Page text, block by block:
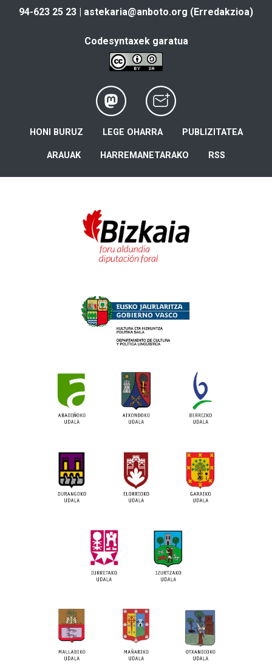
94-623 25 23 | astekaria@anboto.org (Erredakzioa)
Codesyntaxek garatua
HONI BURUZ LEGE OHARRA PUBLIZITATEA
ARAUAK HARREMANETARAKO RSS